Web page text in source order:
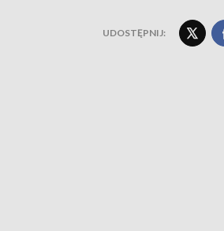
UDOSTĘPNIJ: